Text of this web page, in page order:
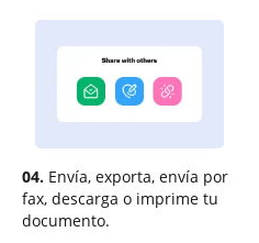
04. Envía, exporta, envía por
fax, descarga o imprime tu
documento.